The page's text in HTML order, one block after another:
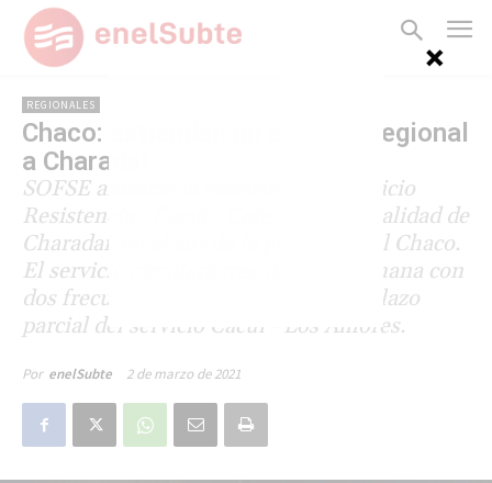
REGIONALES
Chaco: extienden un servicio regional
a Charadai
SOFSE anunció la extensión del servicio
Resistencia - Cacuí - Cote Lai a la localidad de
Charadai, en el sur de la provincia del Chaco.
El servicio circulará tres días por semana con
dos frecuencias diarias. Es un reemplazo
parcial del servicio Cacuí - Los Amores.
Por enelSubte 2 de marzo de 2021